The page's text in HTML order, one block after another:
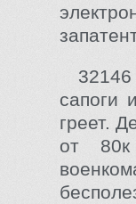
сапоги
греет.
от 80к